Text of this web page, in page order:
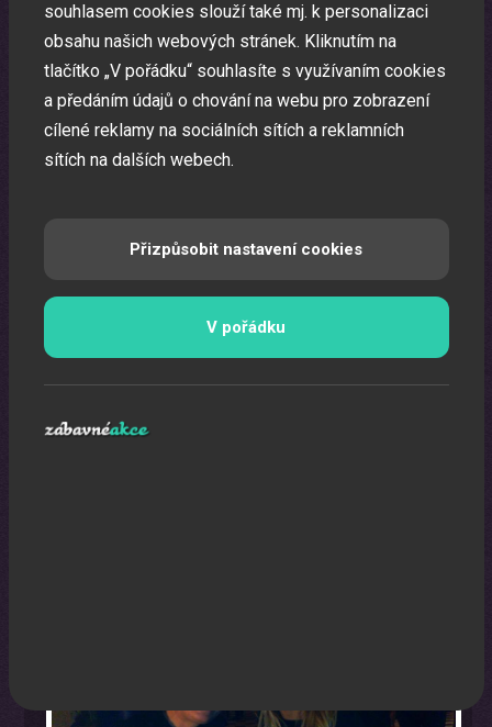
Laser show
Pomocí laserů Vám vytvoříme exkluzivní laser show.
souhlasem cookies slouží také mj. k personalizaci
obsahu našich webových stránek. Kliknutím na
tlačítko „V pořádku“ souhlasíte s využívaním cookies
a předáním údajů o chování na webu pro zobrazení
cílené reklamy na sociálních sítích a reklamních
sítích na dalších webech.
Přizpůsobit nastavení cookies
V pořádku